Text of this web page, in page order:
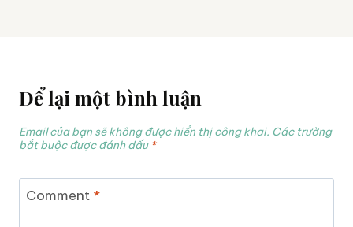
Để lại một bình luận
Email của bạn sẽ không được hiển thị công khai. Các trường
bắt buộc được đánh dấu *
Comment *